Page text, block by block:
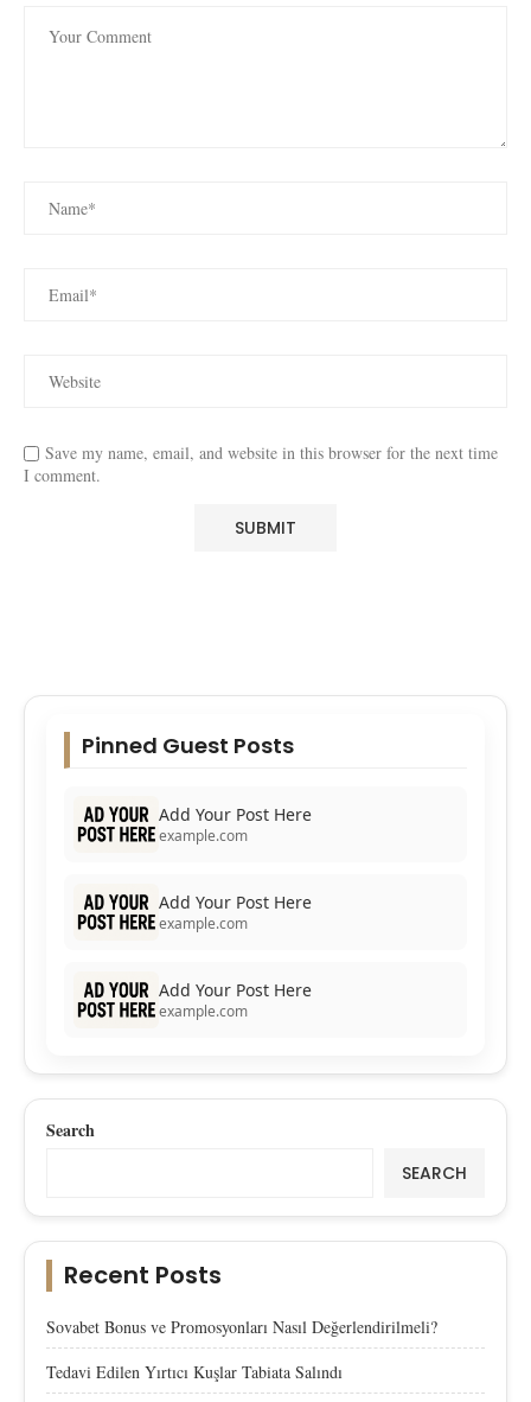
Save my name, email, and website in this browser for the next time
I comment.
Pinned Guest Posts
Add Your Post Here
example.com
Add Your Post Here
example.com
Add Your Post Here
example.com
Search
SEARCH
Recent Posts
Sovabet Bonus ve Promosyonları Nasıl Değerlendirilmeli?
Tedavi Edilen Yırtıcı Kuşlar Tabiata Salındı